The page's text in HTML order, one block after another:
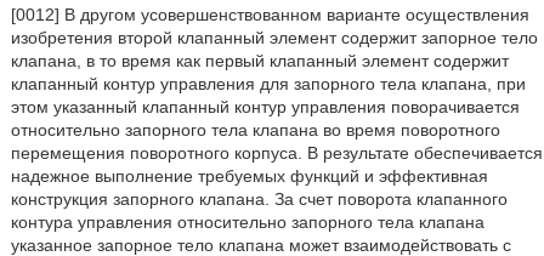
[0012] В другом усовершенствованном варианте осуществления
изобретения второй клапанный элемент содержит запорное тело
клапана, в то время как первый клапанный элемент содержит
клапанный контур управления для запорного тела клапана, при
этом указанный клапанный контур управления поворачивается
относительно запорного тела клапана во время поворотного
перемещения поворотного корпуса. В результате обеспечивается
надежное выполнение требуемых функций и эффективная
конструкция запорного клапана. За счет поворота клапанного
контура управления относительно запорного тела клапана
указанное запорное тело клапана может взаимодействовать с